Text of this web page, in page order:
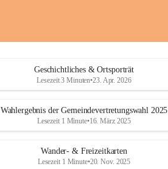
Geschichtliches & Ortsporträt
Lesezeit 3 Minuten•23. Apr. 2026
Wahlergebnis der Gemeindevertretungswahl 2025
Lesezeit 1 Minute•16. März 2025
Wander- & Freizeitkarten
Lesezeit 1 Minute•20. Nov. 2025